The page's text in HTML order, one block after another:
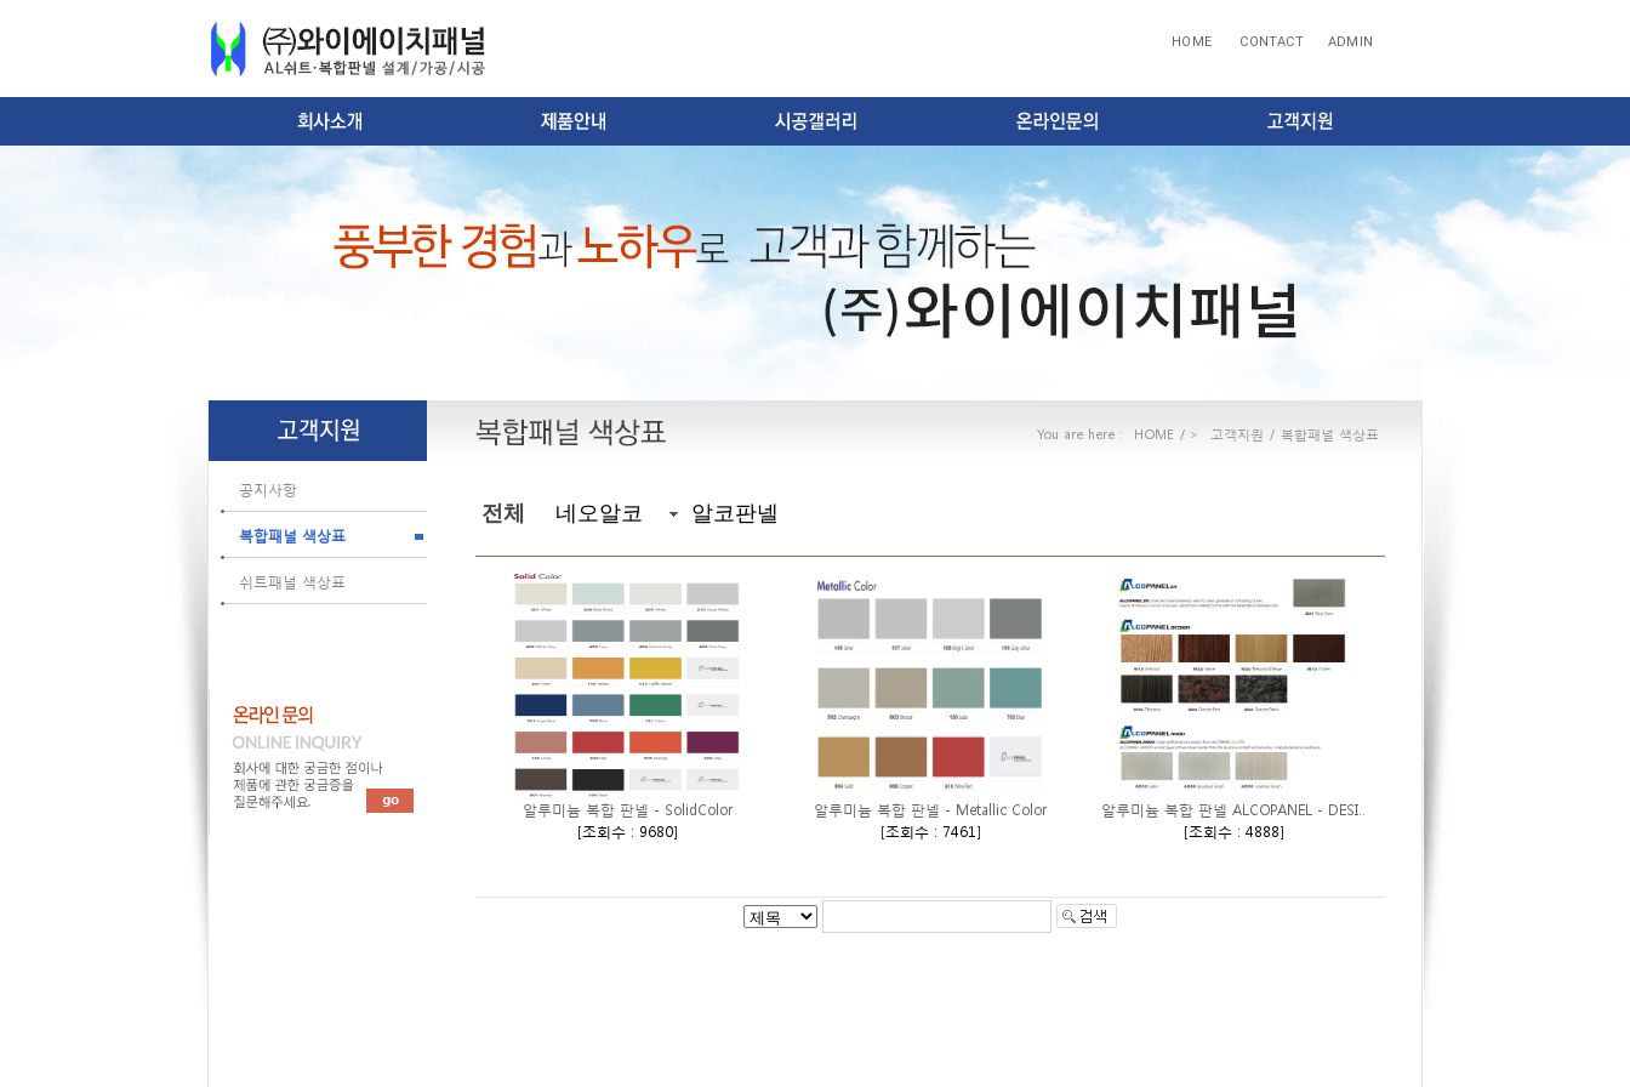
HOME CONTACT ADMIN
공지사항
복합패널 색상표
쉬트패널 색상표
You are here : HOME / > 고객지원 / 복합패널 색상표
전체 네오알코 알코판넬
알루미늄 복합 판넬 - SolidColor
[조회수 : 9680]
알루미늄 복합 판넬 - Metallic Color
[조회수 : 7461 ]
알루미늄 복합 판넬 ALCOPANEL - DESI..
[조회수 : 4888]